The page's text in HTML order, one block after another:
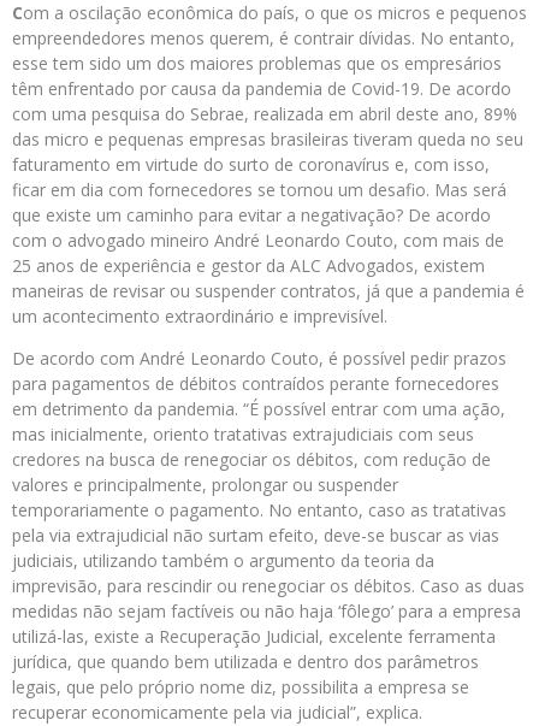
Com a oscilação econômica do país, o que os micros e pequenos
empreendedores menos querem, é contrair dívidas. No entanto,
esse tem sido um dos maiores problemas que os empresários
têm enfrentado por causa da pandemia de Covid-19. De acordo
com uma pesquisa do Sebrae, realizada em abril deste ano, 89%
das micro e pequenas empresas brasileiras tiveram queda no seu
faturamento em virtude do surto de coronavírus e, com isso,
ficar em dia com fornecedores se tornou um desafio. Mas será
que existe um caminho para evitar a negativação? De acordo
com o advogado mineiro André Leonardo Couto, com mais de
25 anos de experiência e gestor da ALC Advogados, existem
maneiras de revisar ou suspender contratos, já que a pandemia é
um acontecimento extraordinário e imprevisível.
De acordo com André Leonardo Couto, é possível pedir prazos
para pagamentos de débitos contraídos perante fornecedores
em detrimento da pandemia. “É possível entrar com uma ação,
mas inicialmente, oriento tratativas extrajudiciais com seus
credores na busca de renegociar os débitos, com redução de
valores e principalmente, prolongar ou suspender
temporariamente o pagamento. No entanto, caso as tratativas
pela via extrajudicial não surtam efeito, deve-se buscar as vias
judiciais, utilizando também o argumento da teoria da
imprevisão, para rescindir ou renegociar os débitos. Caso as duas
medidas não sejam factíveis ou não haja ‘fôlego’ para a empresa
utilizá-las, existe a Recuperação Judicial, excelente ferramenta
jurídica, que quando bem utilizada e dentro dos parâmetros
legais, que pelo próprio nome diz, possibilita a empresa se
recuperar economicamente pela via judicial”, explica.